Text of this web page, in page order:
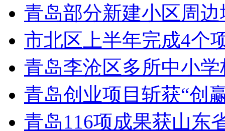
青岛部分新建小区周
市北区上半年完成4个
青岛李沧区多所中小
青岛创业项目斩获“创
青岛116项成果获山东